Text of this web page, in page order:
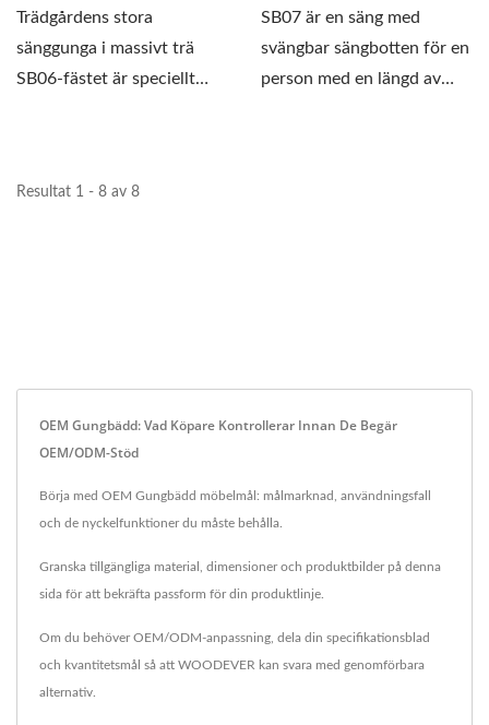
Trädgårdens stora
sänggunga i massivt trä
SB06-fästet är speciellt
SB07 är en säng med
svängbar sängbotten för en
person med en längd av
Resultat 1 - 8 av 8
OEM Gungbädd: Vad Köpare Kontrollerar Innan De Begär
OEM/ODM-Stöd
Börja med OEM Gungbädd möbelmål: målmarknad, användningsfall
och de nyckelfunktioner du måste behålla.
Granska tillgängliga material, dimensioner och produktbilder på denna
sida för att bekräfta passform för din produktlinje.
Om du behöver OEM/ODM-anpassning, dela din specifikationsblad
och kvantitetsmål så att WOODEVER kan svara med genomförbara
alternativ.